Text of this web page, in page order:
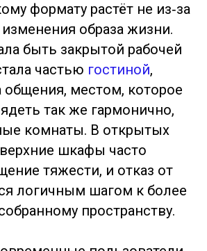
формату растёт не из‑за
образа жизни.
быть закрытой рабочей
частью гостиной,
общения, местом, которое
так же гармонично,
комнаты. В открытых
шкафы часто
тяжести, и отказ от
логичным шагом к более
пространству.